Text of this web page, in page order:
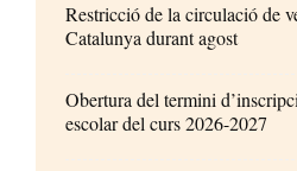
Restricció de la circulació de
Catalunya durant agost
Obertura del termini
escolar del curs 2026-2027